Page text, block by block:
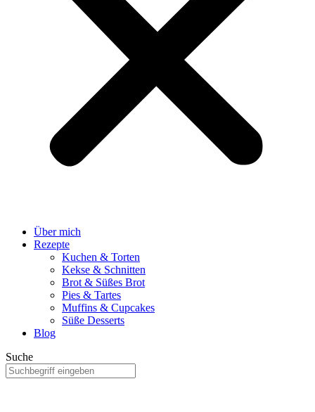
Über mich
Rezepte
Kuchen & Torten
Kekse & Schnitten
Brot & Süßes Brot
Pies & Tartes
Muffins & Cupcakes
Süße Desserts
Blog
Suche